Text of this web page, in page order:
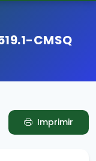
CMSQ
Imprimir